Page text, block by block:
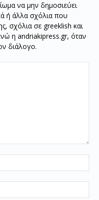
να μην δημοσιεύει
ή άλλα σχόλια που
σχόλια σε greeklish και
η andriakipress.gr, όταν
διάλογο.